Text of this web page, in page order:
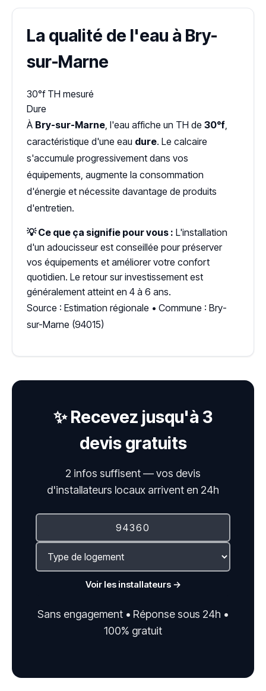
La qualité de l'eau à Bry-
sur-Marne
30°f TH mesuré
Dure
À Bry-sur-Marne, l'eau affiche un TH de 30°f,
caractéristique d'une eau dure. Le calcaire
s'accumule progressivement dans vos
équipements, augmente la consommation
d'énergie et nécessite davantage de produits
d'entretien.
💡 Ce que ça signifie pour vous : L'installation
d'un adoucisseur est conseillée pour préserver
vos équipements et améliorer votre confort
quotidien. Le retour sur investissement est
généralement atteint en 4 à 6 ans.
Source : Estimation régionale • Commune : Bry-
sur-Marne (94015)
✨ Recevez jusqu'à 3
devis gratuits
2 infos suffisent — vos devis
d'installateurs locaux arrivent en 24h
Voir les installateurs →
Sans engagement • Réponse sous 24h •
100% gratuit